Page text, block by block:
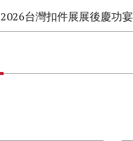
2026台灣扣件展展後慶功宴